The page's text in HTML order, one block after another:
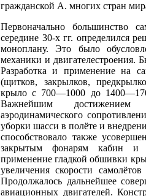
гражданской А. многих стран
Первоначально большинство
середине 30-х гг. определился
моноплану. Это было
механики и двигателестроения.
Разработка и применение на
(щитков, закрылков,
крыло с 700—1000 до
Важнейшим достижением
аэродинамического
уборки шасси в полёте и
способствовало также
закрытым фонарям кабин и
применение гладкой обшивки
увеличения скорости
Продолжалось дальнейшее
авиационных двигателей.